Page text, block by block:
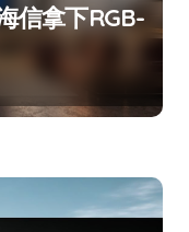
信拿下RGB-